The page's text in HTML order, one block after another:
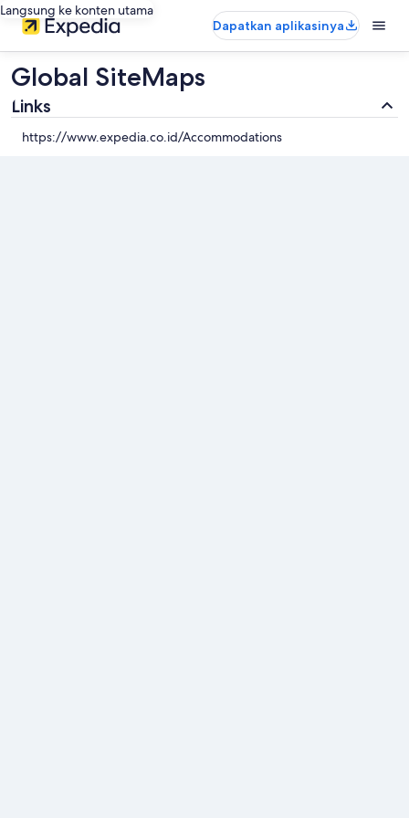
Langsung ke konten utama
Dapatkan aplikasinya
Global SiteMaps
Links
https://www.expedia.co.id/Accommodations